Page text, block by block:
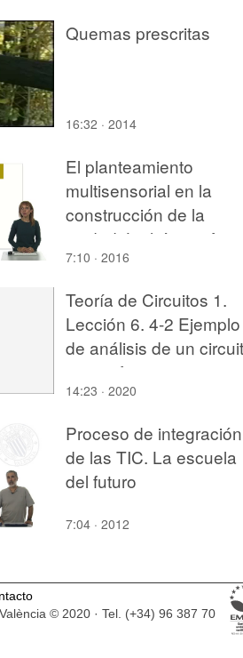
Quemas prescritas
16:32 · 2014
El planteamiento
multisensorial en la
construcción de la
ciudad. Lo háptico
a lo óptico en Juhani
7:10 · 2016
Teoría de Circuitos 1.
Lección 6. 4-2 Ejemplo
de análisis de un
para 2 frecuencias
14:23 · 2020
Proceso de integración
de las TIC. La escuela
del futuro
7:04 · 2012
© 2020 · Tel. (+34) 96 387 70